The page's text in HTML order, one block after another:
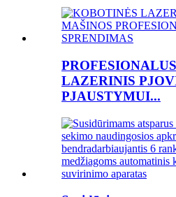
LAZERINIS
PJAUSTYMUI...